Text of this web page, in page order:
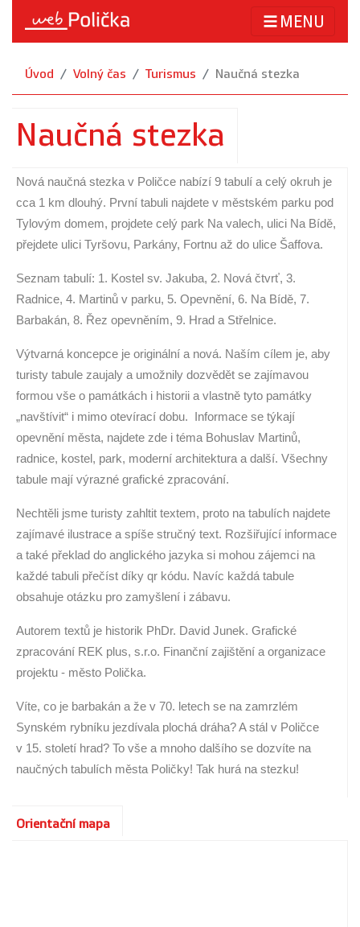
MENU
Úvod Volný čas Turismus Naučná stezka
Naučná stezka
Nová naučná stezka v Poličce nabízí 9 tabulí a celý okruh je
cca 1 km dlouhý. První tabuli najdete v městském parku pod
Tylovým domem, projdete celý park Na valech, ulici Na Bídě,
přejdete ulici Tyršovu, Parkány, Fortnu až do ulice Šaffova.
Seznam tabulí: 1. Kostel sv. Jakuba, 2. Nová čtvrť, 3.
Radnice, 4. Martinů v parku, 5. Opevnění, 6. Na Bídě, 7.
Barbakán, 8. Řez opevněním, 9. Hrad a Střelnice.
Výtvarná koncepce je originální a nová. Naším cílem je, aby
turisty tabule zaujaly a umožnily dozvědět se zajímavou
formou vše o památkách i historii a vlastně tyto památky
„navštívit“ i mimo otevírací dobu. Informace se týkají
opevnění města, najdete zde i téma Bohuslav Martinů,
radnice, kostel, park, moderní architektura a další. Všechny
tabule mají výrazné grafické zpracování.
Nechtěli jsme turisty zahltit textem, proto na tabulích najdete
zajímavé ilustrace a spíše stručný text. Rozšiřující informace
a také překlad do anglického jazyka si mohou zájemci na
každé tabuli přečíst díky qr kódu. Navíc každá tabule
obsahuje otázku pro zamyšlení i zábavu.
Autorem textů je historik PhDr. David Junek. Grafické
zpracování REK plus, s.r.o. Finanční zajištění a organizace
projektu - město Polička.
Víte, co je barbakán a že v 70. letech se na zamrzlém
Synském rybníku jezdívala plochá dráha? A stál v Poličce
v 15. století hrad? To vše a mnoho dalšího se dozvíte na
naučných tabulích města Poličky! Tak hurá na stezku!
Orientační mapa